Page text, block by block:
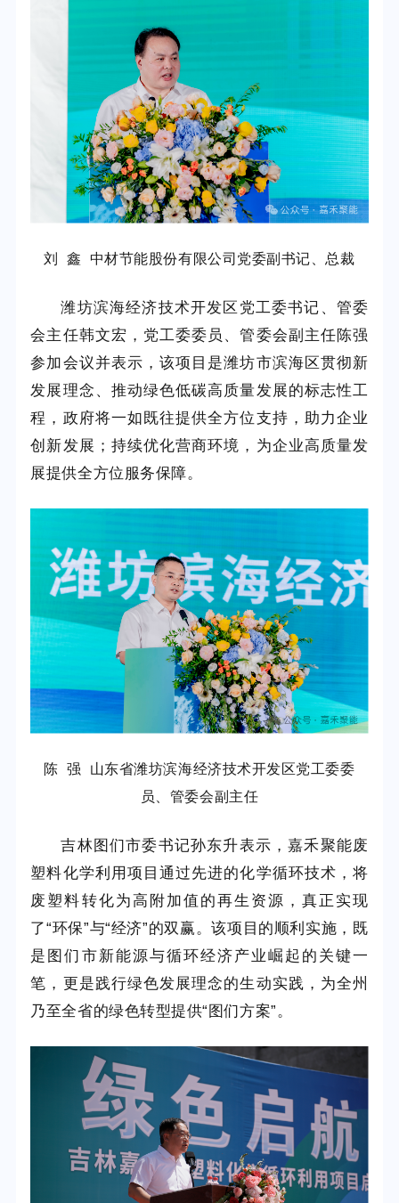
刘 鑫 中材节能股份有限公司党委副书记、总裁
潍坊滨海经济技术开发区党工委书记、管委
会主任韩文宏，党工委委员、管委会副主任陈强
参加会议并表示，该项目是潍坊市滨海区贯彻新
发展理念、推动绿色低碳高质量发展的标志性工
程，政府将一如既往提供全方位支持，助力企业
创新发展；持续优化营商环境，为企业高质量发
展提供全方位服务保障。
陈 强 山东省潍坊滨海经济技术开发区党工委委
员、管委会副主任
吉林图们市委书记孙东升表示，嘉禾聚能废
塑料化学利用项目通过先进的化学循环技术，将
废塑料转化为高附加值的再生资源，真正实现
了“环保”与“经济”的双赢。该项目的顺利实施，既
是图们市新能源与循环经济产业崛起的关键一
笔，更是践行绿色发展理念的生动实践，为全州
乃至全省的绿色转型提供“图们方案”。